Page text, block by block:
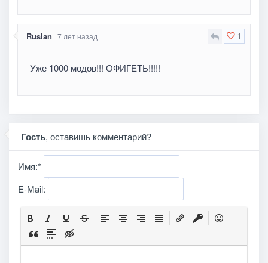
1
Ruslan 7 лет назад
Уже 1000 модов!!! ОФИГЕТЬ!!!!!
Гость, оставишь комментарий?
Имя:*
E-Mail: